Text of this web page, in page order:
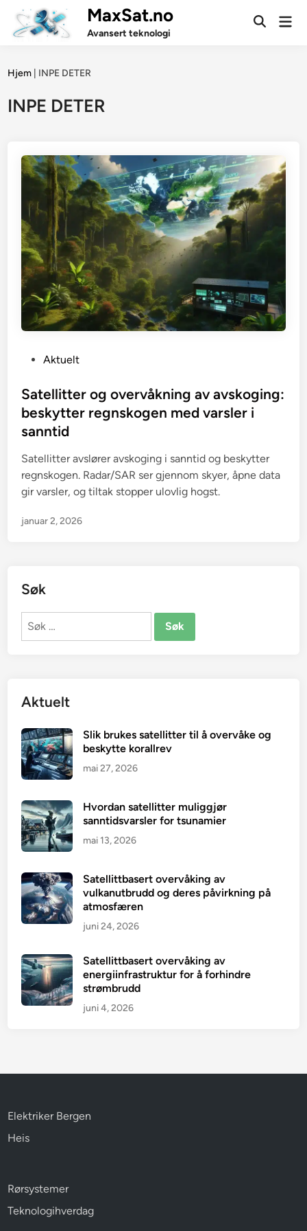
content
MaxSat.no
Avansert teknologi
Open
Hjem INPE DETER
INPE DETER
s
t
i
n
Aktuelt
Satellitter og overvåkning av avskoging:
beskytter regnskogen med varsler i
sanntid
Satellitter avslører avskoging i sanntid og beskytter
regnskogen. Radar/SAR ser gjennom skyer, åpne data
gir varsler, og tiltak stopper ulovlig hogst.
januar 2, 2026
Søk
Søk
Aktuelt
Slik brukes satellitter til å overvåke og
beskytte korallrev
mai 27, 2026
Hvordan satellitter muliggjør
sanntidsvarsler for tsunamier
mai 13, 2026
Satellittbasert overvåking av
vulkanutbrudd og deres påvirkning på
atmosfæren
juni 24, 2026
Satellittbasert overvåking av
energiinfrastruktur for å forhindre
strømbrudd
juni 4, 2026
Elektriker Bergen
Heis
Rørsystemer
Teknologihverdag